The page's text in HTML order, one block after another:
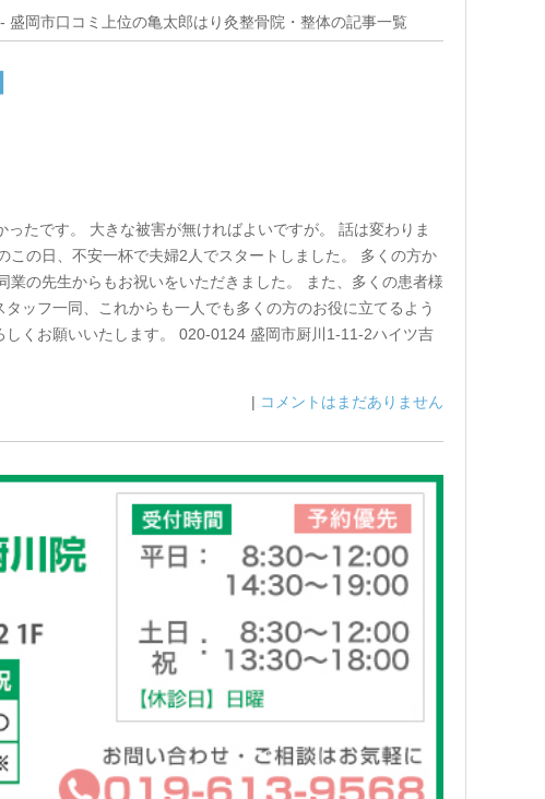
岡市口コミ上位の亀太郎はり灸整骨院・整体の記事一覧
たです。 大きな被害が無ければよいですが。 話は変わりま
の日、不安一杯で夫婦2人でスタートしました。 多くの方か
の先生からもお祝いをいただきました。 また、多くの患者様
ッフ一同、これからも一人でも多くの方のお役に立てるよう
くお願いいたします。 020-0124 盛岡市厨川1-11-2ハイツ吉
| コメントはまだありません